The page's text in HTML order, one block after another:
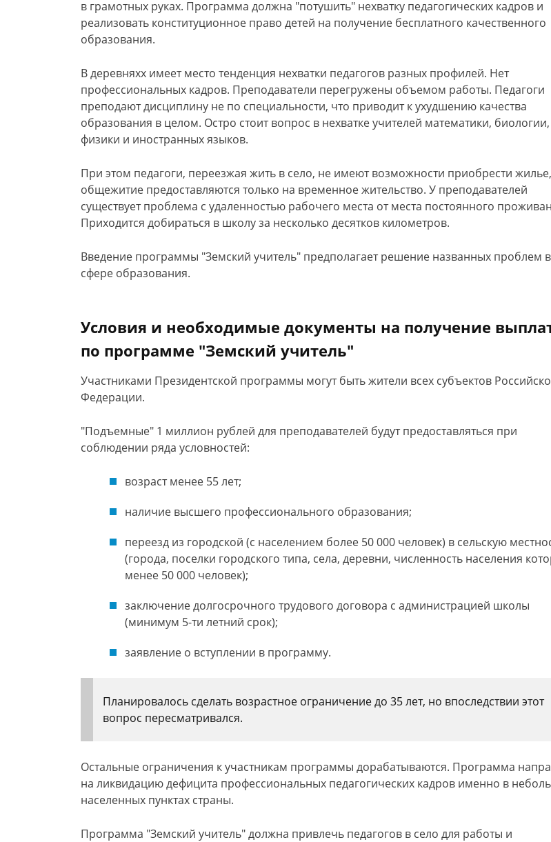
в грамотных руках. Программа должна "потушить" нехватку педагогических кадров и
реализовать конституционное право детей на получение бесплатного качественного
образования.
В деревняхх имеет место тенденция нехватки педагогов разных профилей. Нет
профессиональных кадров. Преподаватели перегружены объемом работы. Педагоги
преподают дисциплину не по специальности, что приводит к ухудшению качества
образования в целом. Остро стоит вопрос в нехватке учителей математики, биологии,
физики и иностранных языков.
При этом педагоги, переезжая жить в село, не имеют возможности приобрести
общежитие предоставляются только на временное жительство. У преподавателей
существует проблема с удаленностью рабочего места от места постоянного
Приходится добираться в школу за несколько десятков километров.
Введение программы "Земский учитель" предполагает решение названных проблем в
сфере образования.
Условия и необходимые документы на получение
по программе "Земский учитель"
Участниками Президентской программы могут быть жители всех субъектов
Федерации.
"Подъемные" 1 миллион рублей для преподавателей будут предоставляться при
соблюдении ряда условностей:
возраст менее 55 лет;
наличие высшего профессионального образования;
переезд из городской (с населением более 50 000 человек) в сельскую
(города, поселки городского типа, села, деревни, численность населения
менее 50 000 человек);
заключение долгосрочного трудового договора с администрацией школы
(минимум 5-ти летний срок);
заявление о вступлении в программу.
Планировалось сделать возрастное ограничение до 35 лет, но впоследствии этот
вопрос пересматривался.
Остальные ограничения к участникам программы дорабатываются. Программа
на ликвидацию дефицита профессиональных педагогических кадров именно в
населенных пунктах страны.
Программа "Земский учитель" должна привлечь педагогов в село для работы и